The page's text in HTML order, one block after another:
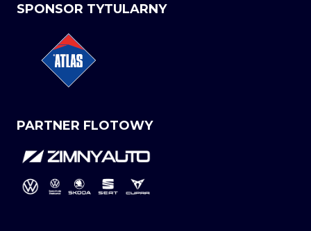
SPONSOR TYTULARNY
PARTNER FLOTOWY